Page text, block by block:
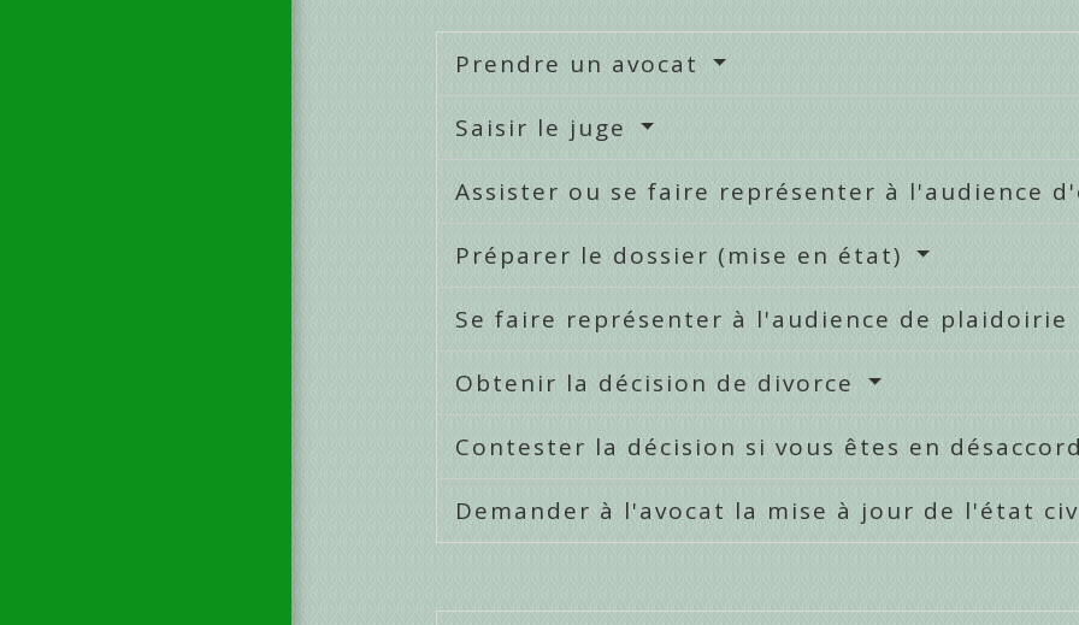
Prendre un avocat
Saisir le juge
Assister ou se faire représenter à l'audience
Préparer le dossier (mise en état)
Se faire représenter à l'audience de plaidoirie
Obtenir la décision de divorce
Contester la décision si vous êtes en
Demander à l'avocat la mise à jour de l'état